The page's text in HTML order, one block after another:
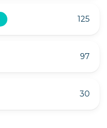
125
97
30